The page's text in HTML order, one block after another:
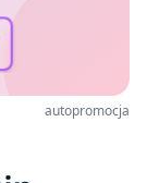
autopromocja